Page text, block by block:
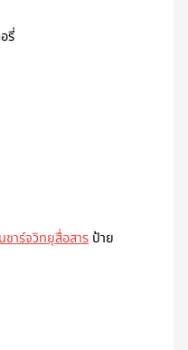
รี่
ชาร์จวิทยุสื่อสาร ป้าย